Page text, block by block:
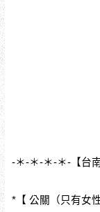
-＊-＊-＊-＊-【台
*【 公關（只有女